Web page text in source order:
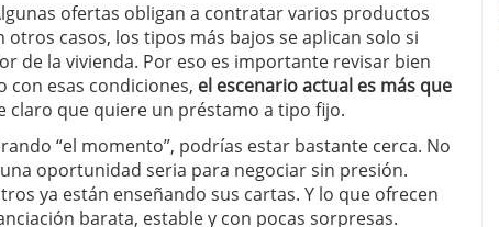
ofertas obligan a contratar varios productos
otros casos, los tipos más bajos se aplican solo si
de la vivienda. Por eso es importante revisar bien
con esas condiciones, el escenario actual es más que
claro que quiere un préstamo a tipo fijo.
“el momento”, podrías estar bastante cerca. No
oportunidad seria para negociar sin presión.
ya están enseñando sus cartas. Y lo que ofrecen
barata, estable y con pocas sorpresas.